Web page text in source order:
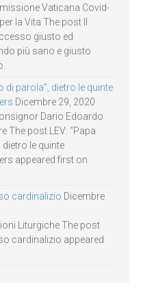
Vaticana Covid-
la Vita The post Il
giusto ed
più sano e giusto
di parola”, dietro le quinte
Dicembre 29, 2020
Dario Edoardo
The post LEV: “Papa
le quinte
appeared first on
cardinalizio Dicembre
Liturgiche The post
cardinalizio appeared